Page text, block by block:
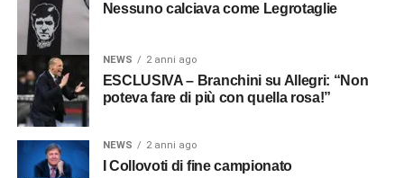
Nessuno calciava come Legrotaglie
NEWS 2 anni ago
ESCLUSIVA – Branchini su Allegri: “Non
poteva fare di più con quella rosa!”
NEWS 2 anni ago
I Collovoti di fine campionato